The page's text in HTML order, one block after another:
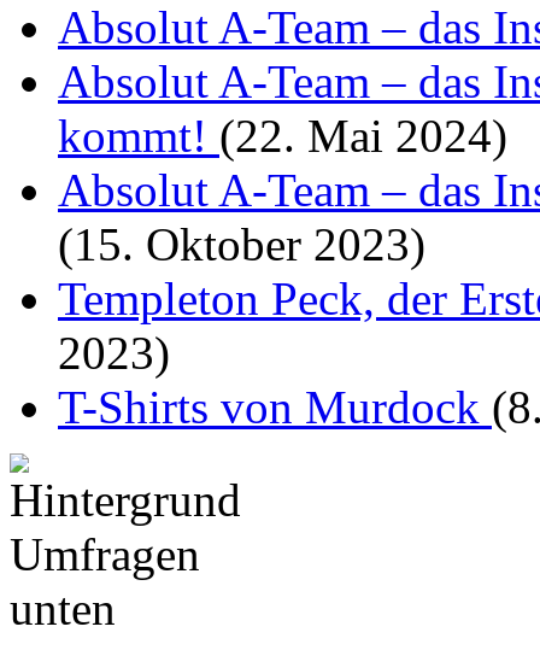
Absolut A-Team – das
Absolut A-Team – das
kommt! (22. Mai 2024)
Absolut A-Team – das
(15. Oktober 2023)
Templeton Peck, der
2023)
T-Shirts von Murdock